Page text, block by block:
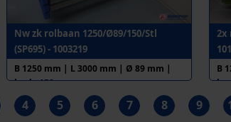
Nw zk rolbaan 1250/Ø89/150/Stl
(SP695) - 1003219
B 1250 mm | L 3000 mm | Ø 89 mm |
h.o.h. 150 mm
2x
B
4 5 6 7 8 9